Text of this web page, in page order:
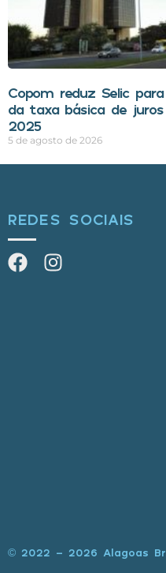
Copom reduz Selic
da taxa básica de
2025
5 de agosto de 2026
REDES SOCIAIS
© 2022 - 2026 Alagoas